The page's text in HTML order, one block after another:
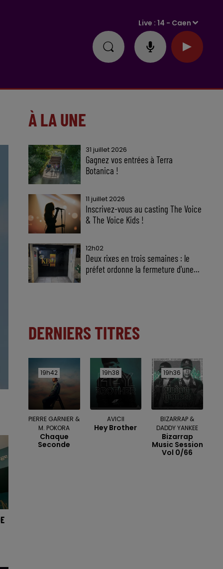
Live :14 - Caen
À LA UNE
31 juillet 2026
Gagnez vos entrées à Terra
Botanica !
11 juillet 2026
Inscrivez-vous au casting The Voice
& The Voice Kids !
12h02
Deux rixes en trois semaines : le
préfet ordonne la fermeture d'une...
DERNIERS TITRES
19h42
19h42
PIERRE GARNIER &
M. POKORA
Chaque
Seconde
19h38
19h38
AVICII
Hey Brother
19h36
19h36
BIZARRAP &
DADDY YANKEE
Bizarrap
Music Session
Vol 0/66